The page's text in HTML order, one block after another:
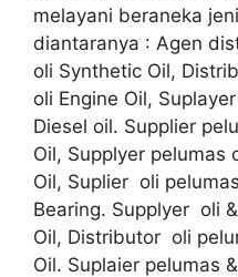
melayani beraneka
diantaranya : Agen
oli Synthetic Oil,
oli Engine Oil,
Diesel oil. Supplier
Oil, Supplyer pelumas
Oil, Suplier oli
Bearing. Supplyer oli
Oil, Distributor oli
Oil. Suplaier pelumas